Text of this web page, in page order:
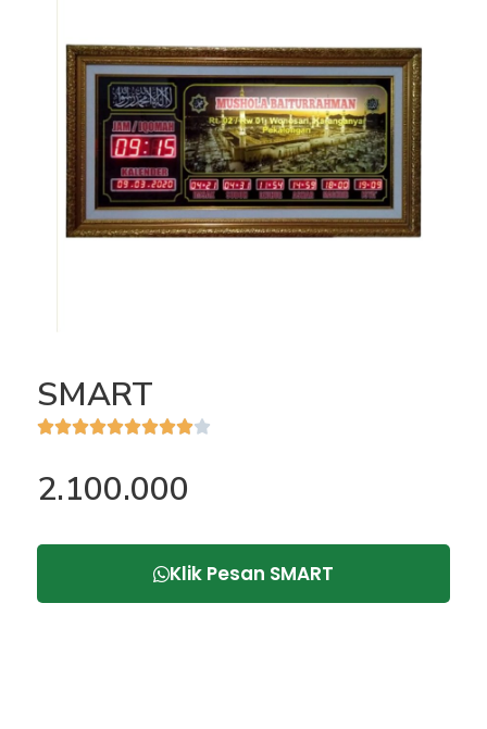
SMART

10
2.100.000
Klik Pesan SMART